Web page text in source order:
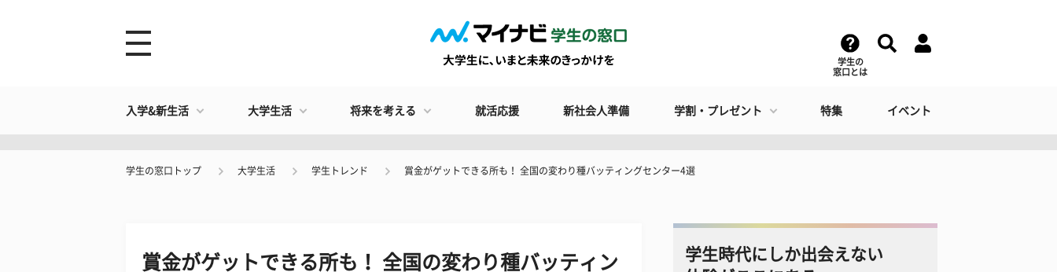
学生の
窓口とは
入学&新生活 大学生活 将来を考える 就活応援 新社会人準備 学割・プレゼント 特集 イベント
学生の窓口トップ 大学生活 学生トレンド 賞金がゲットできる所も！ 全国の変わり種バッティングセンター4選
賞金がゲットできる所も！ 全国の変わり種バッティン
学生時代にしか出会えない